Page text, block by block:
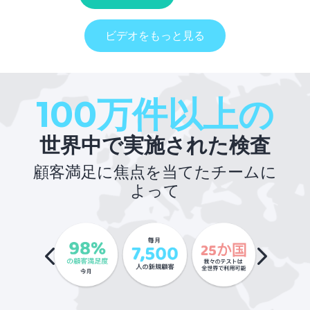
ビデオをもっと見る
100万件以上の
世界中で実施された検査
顧客満足に焦点を当てたチームに
よって